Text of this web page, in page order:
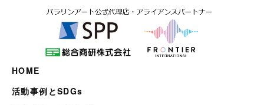
HOME
活動事例とSDGs